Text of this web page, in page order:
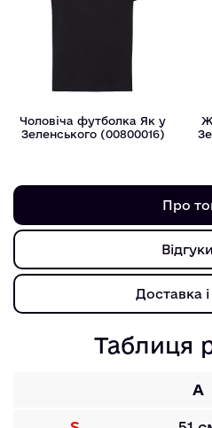
Чоловіча футболка Як у
Зеленського (00800016)
Про
Доставка
Таблиця
A